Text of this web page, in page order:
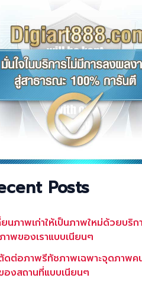
Posts
ยนภาพเก่าให้เป็นภาพใหม่ด้วยบริก
าพของเราแบบเนียนๆ
ดต่อภาพรีทัชภาพเฉพาะจุดภาพค
องสถานที่แบบเนียนๆ